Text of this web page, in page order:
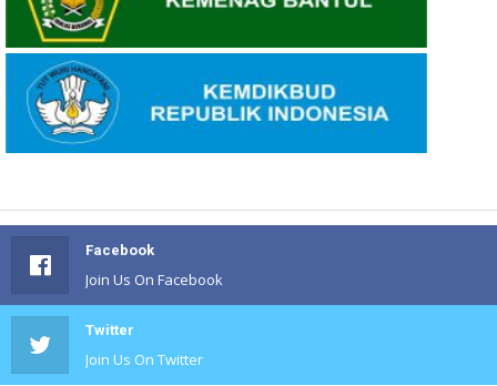
Facebook
Join Us On Facebook
Twitter
Join Us On Twitter